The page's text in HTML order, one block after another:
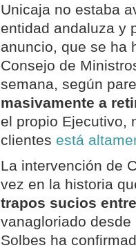
Unicaja no estaba
entidad andaluza y
anuncio, que se ha
Consejo de
semana, según
masivamente a
el propio Ejecutivo,
clientes está
La intervención de
vez en la historia
trapos sucios
vanagloriado
Solbes ha